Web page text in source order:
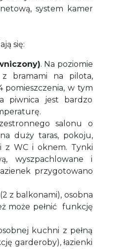
system kamer
się:
. Na poziomie
bramami na pilota,
pomieszczenia, w tym
piwnica jest bardzo
salonu o
duży taras, pokoju,
z WC i oknem. Tynki
wyszpachlowane i
przygotowano
z balkonami), osobna
może pełnić funkcję
kuchni z pełną
garderoby), łazienki